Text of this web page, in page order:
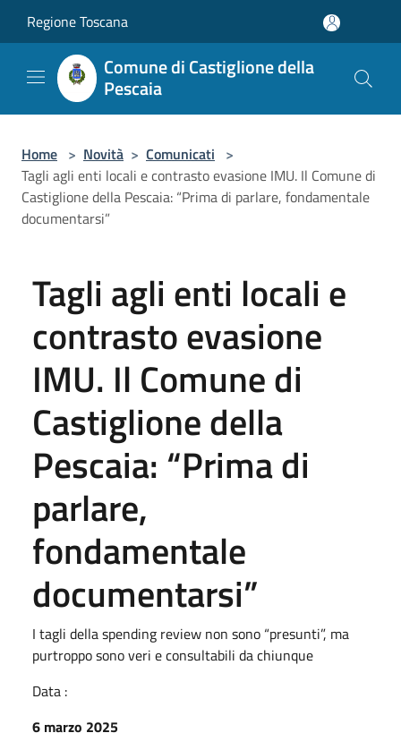
Regione Toscana
Comune di Castiglione della
Pescaia
Home > Novità > Comunicati >
Tagli agli enti locali e contrasto evasione IMU. Il Comune di
Castiglione della Pescaia: “Prima di parlare, fondamentale
documentarsi”
Tagli agli enti locali e
contrasto evasione
IMU. Il Comune di
Castiglione della
Pescaia: “Prima di
parlare,
fondamentale
documentarsi”
I tagli della spending review non sono “presunti”, ma
purtroppo sono veri e consultabili da chiunque
Data :
6 marzo 2025